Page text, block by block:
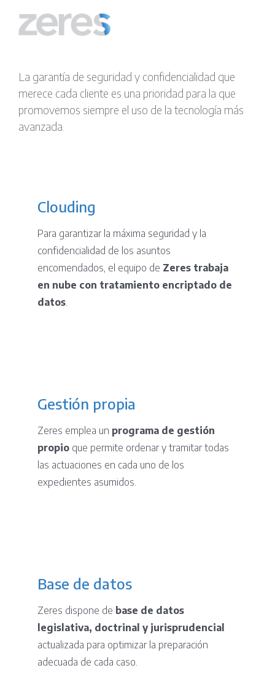
La garantía de seguridad y confidencialidad que
merece cada cliente es una prioridad para la que
promovemos siempre el uso de la tecnología más
avanzada.
Clouding
Para garantizar la máxima seguridad y la
confidencialidad de los asuntos
encomendados, el equipo de Zerestrabaja
en nube con tratamiento encriptado de
datos.
Gestión propia
Zeres emplea un programa de gestión
propioque permite ordenar y tramitar todas
las actuaciones en cada uno de los
expedientes asumidos.
Base de datos
Zeres dispone de base de datos
legislativa, doctrinal y jurisprudencial
actualizada para optimizar la preparación
adecuada de cada caso.